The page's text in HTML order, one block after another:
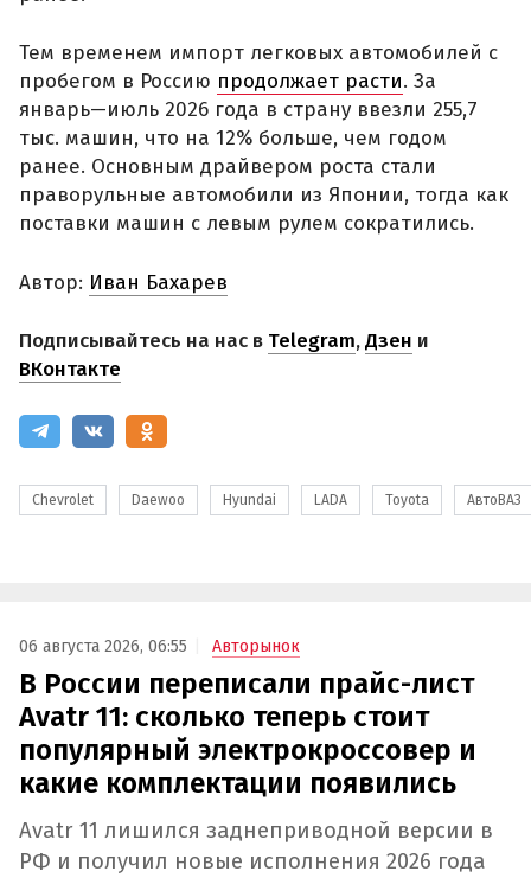
Тем временем импорт легковых автомобилей с
пробегом в Россию продолжает расти. За
январь—июль 2026 года в страну ввезли 255,7
тыс. машин, что на 12% больше, чем годом
ранее. Основным драйвером роста стали
праворульные автомобили из Японии, тогда как
поставки машин с левым рулем сократились.
Автор: Иван Бахарев
Подписывайтесь на нас в Telegram,Дзен и
ВКонтакте
Chevrolet Daewoo Hyundai LADA Toyota АвтоВАЗ
06 августа 2026, 06:55 Авторынок
В России переписали прайс-лист
Avatr 11: сколько теперь стоит
популярный электрокроссовер и
какие комплектации появились
Avatr 11 лишился заднеприводной версии в
РФ и получил новые исполнения 2026 года